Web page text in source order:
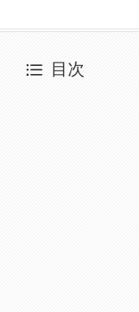
目次